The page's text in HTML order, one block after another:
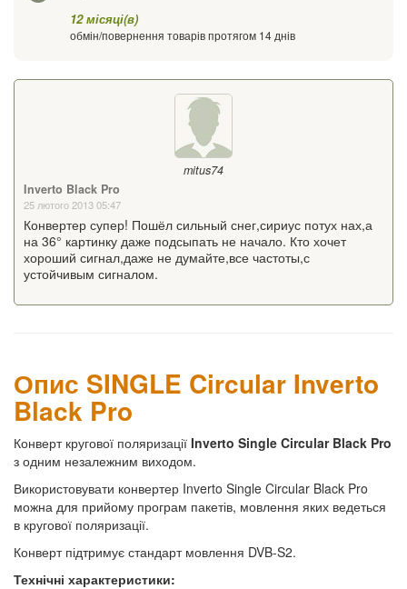
12 місяці(в)
обмін/повернення товарів протягом 14 днів
mitus74
Inverto Black Pro
25 лютого 2013 05:47
Конвертер супер! Пошёл сильный снег,сириус потух нах,а
на 36° картинку даже подсыпать не начало. Кто хочет
хороший сигнал,даже не думайте,все частоты,с
устойчивым сигналом.
Опис SINGLE Circular Inverto
Black Pro
Конверт кругової поляризації Inverto Single Circular Black Pro
з одним незалежним виходом.
Використовувати конвертер Inverto Single Circular Black Pro
можна для прийому програм пакетів, мовлення яких ведеться
в кругової поляризації.
Конверт підтримує стандарт мовлення DVB-S2.
Технічні характеристики: